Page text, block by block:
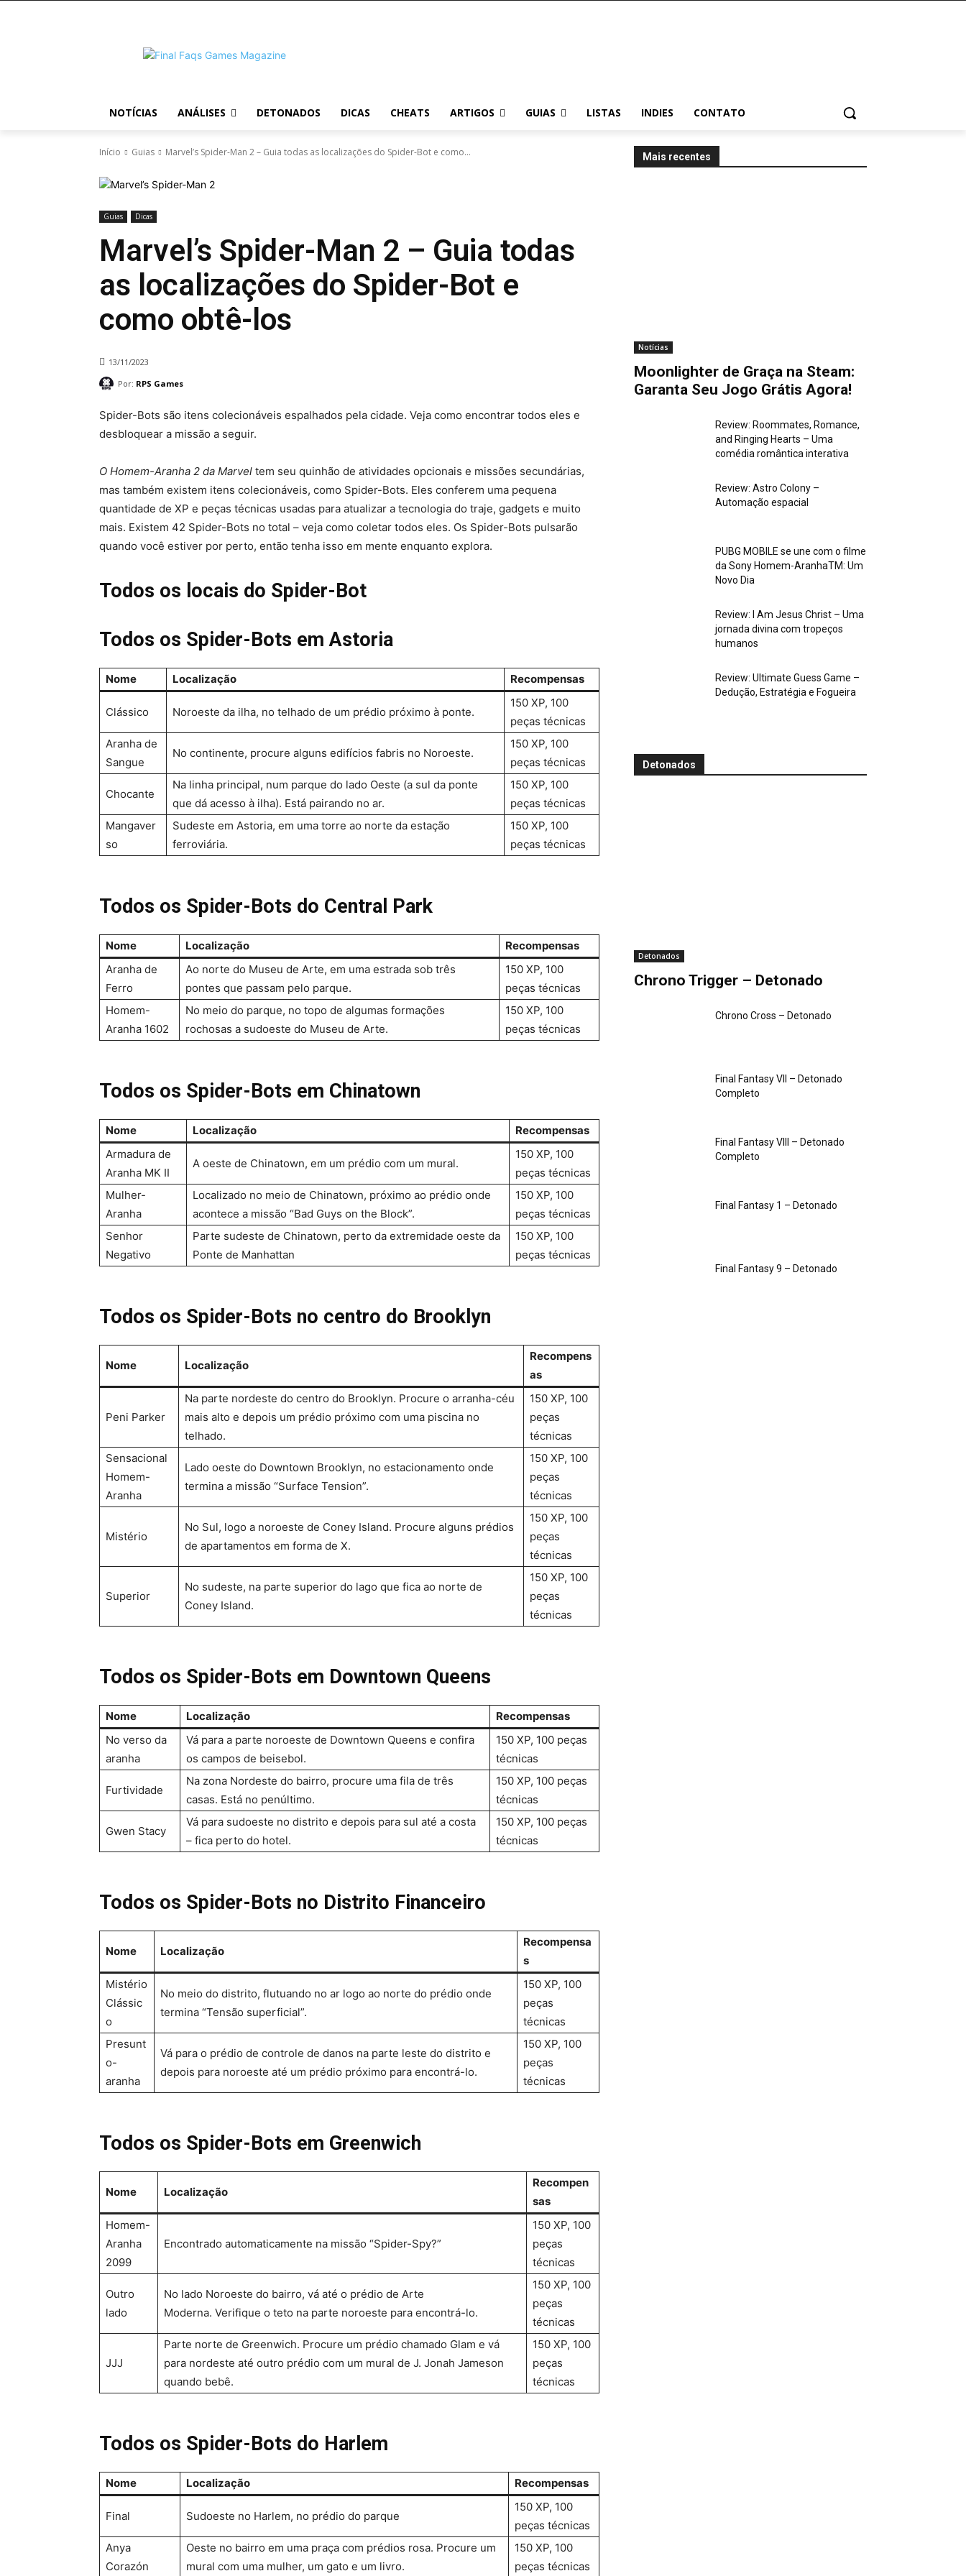
NOTÍCIAS ANÁLISES DETONADOS DICAS CHEATS ARTIGOS GUIAS LISTAS INDIES CONTATO
Início Guias Marvel’s Spider-Man 2 – Guia todas as localizações do Spider-Bot e como...
Guias Dicas
Marvel’s Spider-Man 2 – Guia todas
as localizações do Spider-Bot e
como obtê-los
13/11/2023
Por: RPS Games
Spider-Bots são itens colecionáveis ​​espalhados pela cidade. Veja como encontrar todos eles e
desbloquear a missão a seguir.
O Homem-Aranha 2 da Marvel tem seu quinhão de atividades opcionais e missões secundárias,
mas também existem itens colecionáveis, como Spider-Bots. Eles conferem uma pequena
quantidade de XP e peças técnicas usadas para atualizar a tecnologia do traje, gadgets e muito
mais. Existem 42 Spider-Bots no total – veja como coletar todos eles. Os Spider-Bots pulsarão
quando você estiver por perto, então tenha isso em mente enquanto explora.
Todos os locais do Spider-Bot
Todos os Spider-Bots em Astoria
Nome Localização Recompensas
Clássico Noroeste da ilha, no telhado de um prédio próximo à ponte.
150 XP, 100
peças técnicas
Aranha de
Sangue
No continente, procure alguns edifícios fabris no Noroeste.
150 XP, 100
peças técnicas
Chocante
Na linha principal, num parque do lado Oeste (a sul da ponte
que dá acesso à ilha). Está pairando no ar.
150 XP, 100
peças técnicas
Mangaver
so
Sudeste em Astoria, em uma torre ao norte da estação
ferroviária.
150 XP, 100
peças técnicas
Todos os Spider-Bots do Central Park
Nome Localização
Recompensas
Aranha de
Ferro
Ao norte do Museu de Arte, em uma estrada sob três
pontes que passam pelo parque.
150 XP, 100
peças técnicas
Homem-
Aranha 1602
No meio do parque, no topo de algumas formações
rochosas a sudoeste do Museu de Arte.
150 XP, 100
peças técnicas
Todos os Spider-Bots em Chinatown
Nome Localização
Recompensas
Armadura de
Aranha MK II
A oeste de Chinatown, em um prédio com um mural.
150 XP, 100
peças técnicas
Mulher-
Aranha
Localizado no meio de Chinatown, próximo ao prédio onde
acontece a missão “Bad Guys on the Block”.
150 XP, 100
peças técnicas
Senhor
Negativo
Parte sudeste de Chinatown, perto da extremidade oeste da
Ponte de Manhattan
150 XP, 100
peças técnicas
Todos os Spider-Bots no centro do Brooklyn
Nome Localização
Recompens
as
Peni Parker
Na parte nordeste do centro do Brooklyn. Procure o arranha-céu
mais alto e depois um prédio próximo com uma piscina no
telhado.
150 XP, 100
peças
técnicas
Sensacional
Homem-
Aranha
Lado oeste do Downtown Brooklyn, no estacionamento onde
termina a missão “Surface Tension”.
150 XP, 100
peças
técnicas
Mistério
No Sul, logo a noroeste de Coney Island. Procure alguns prédios
de apartamentos em forma de X.
150 XP, 100
peças
técnicas
Superior
No sudeste, na parte superior do lago que fica ao norte de
Coney Island.
150 XP, 100
peças
técnicas
Todos os Spider-Bots em Downtown Queens
Nome Localização
Recompensas
No verso da
aranha
Vá para a parte noroeste de Downtown Queens e confira
os campos de beisebol.
150 XP, 100 peças
técnicas
Furtividade
Na zona Nordeste do bairro, procure uma fila de três
casas. Está no penúltimo.
150 XP, 100 peças
técnicas
Gwen Stacy
Vá para sudoeste no distrito e depois para sul até a costa
– fica perto do hotel.
150 XP, 100 peças
técnicas
Todos os Spider-Bots no Distrito Financeiro
Nome Localização
Recompensa
s
Mistério
Clássic
o
No meio do distrito, flutuando no ar logo ao norte do prédio onde
termina “Tensão superficial”.
150 XP, 100
peças
técnicas
Presunt
o-
aranha
Vá para o prédio de controle de danos na parte leste do distrito e
depois para noroeste até um prédio próximo para encontrá-lo.
150 XP, 100
peças
técnicas
Todos os Spider-Bots em Greenwich
Nome Localização
Recompen
sas
Homem-
Aranha
2099
Encontrado automaticamente na missão “Spider-Spy?”
150 XP, 100
peças
técnicas
Outro
lado
No lado Noroeste do bairro, vá até o prédio de Arte
Moderna. Verifique o teto na parte noroeste para encontrá-lo.
150 XP, 100
peças
técnicas
JJJ
Parte norte de Greenwich. Procure um prédio chamado Glam e vá
para nordeste até outro prédio com um mural de J. Jonah Jameson
quando bebê.
150 XP, 100
peças
técnicas
Todos os Spider-Bots do Harlem
Nome Localização Recompensas
Final Sudoeste no Harlem, no prédio do parque
150 XP, 100
peças técnicas
Anya
Corazón
Oeste no bairro em uma praça com prédios rosa. Procure um
mural com uma mulher, um gato e um livro.
150 XP, 100
peças técnicas
Mais recentes
Notícias
Moonlighter de Graça na Steam:
Garanta Seu Jogo Grátis Agora!
Review: Roommates, Romance,
and Ringing Hearts – Uma
comédia romântica interativa
Review: Astro Colony –
Automação espacial
PUBG MOBILE se une com o filme
da Sony Homem-AranhaTM: Um
Novo Dia
Review: I Am Jesus Christ – Uma
jornada divina com tropeços
humanos
Review: Ultimate Guess Game –
Dedução, Estratégia e Fogueira
Detonados
Detonados
Chrono Trigger – Detonado
Chrono Cross – Detonado
Final Fantasy VII – Detonado
Completo
Final Fantasy VIII – Detonado
Completo
Final Fantasy 1 – Detonado
Final Fantasy 9 – Detonado